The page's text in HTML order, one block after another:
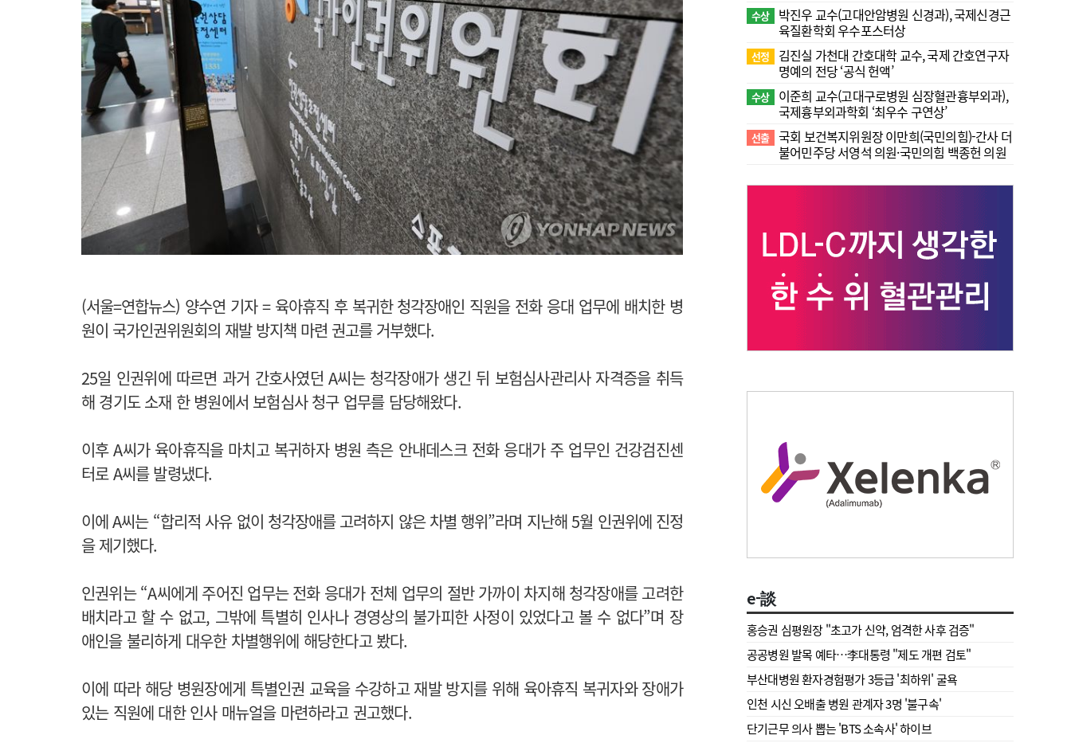
(서울=연합뉴스) 양수연 기자 = 육아휴직 후 복귀한 청각장애인 직원을 전화 응대 업무에 배치한 병
원이 국가인권위원회의 재발 방지책 마련 권고를 거부했다.
25일 인권위에 따르면 과거 간호사였던 A씨는 청각장애가 생긴 뒤 보험심사관리사 자격증을 취득
해 경기도 소재 한 병원에서 보험심사 청구 업무를 담당해왔다.
이후 A씨가 육아휴직을 마치고 복귀하자 병원 측은 안내데스크 전화 응대가 주 업무인 건강검진센
터로 A씨를 발령냈다.
이에 A씨는 “합리적 사유 없이 청각장애를 고려하지 않은 차별 행위”라며 지난해 5월 인권위에 진정
을 제기했다.
인권위는 “A씨에게 주어진 업무는 전화 응대가 전체 업무의 절반 가까이 차지해 청각장애를 고려한
배치라고 할 수 없고, 그밖에 특별히 인사나 경영상의 불가피한 사정이 있었다고 볼 수 없다”며 장
애인을 불리하게 대우한 차별행위에 해당한다고 봤다.
이에 따라 해당 병원장에게 특별인권 교육을 수강하고 재발 방지를 위해 육아휴직 복귀자와 장애가
있는 직원에 대한 인사 매뉴얼을 마련하라고 권고했다.
수상
박진우 교수(고대안암병원 신경과), 국제신경근
육질환학회 우수포스터상
선정
김진실 가천대 간호대학 교수, 국제 간호연구자
명예의 전당 ‘공식 헌액’
수상
이준희 교수(고대구로병원 심장혈관흉부외과),
국제흉부외과학회 ‘최우수 구연상’
선출 국회 보건복지위원장 이만희(국민의힘)-간사 더
불어민주당 서영석 의원·국민의힘 백종헌 의원
e-談
홍승권 심평원장 " 초고가 신약, 엄격한 사후 검증"
공공병원 발목 예타…李대통령 "제도 개편 검토"
부산대병원 환자경험평가 3등급 '최하위' 굴욕
인천 시신 오배출 병원 관계자 3명 '불구속'
단기근무 의사 뽑는 'BTS 소속사' 하이브